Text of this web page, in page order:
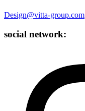
Design@vitta-group.com
social network: